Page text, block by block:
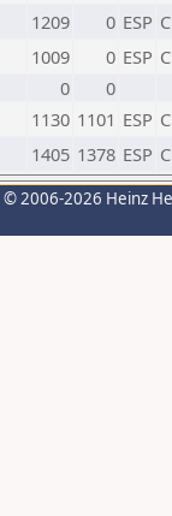
1209 0 ESP
1009 0 ESP
0
0
1130 1101 ESP
1405 1378 ESP
© 2006-2026 Heinz